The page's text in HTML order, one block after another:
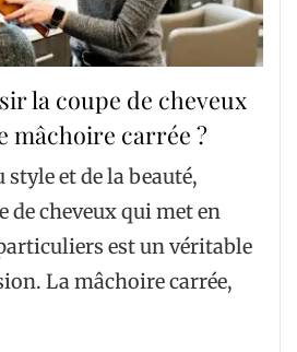
la coupe de cheveux
mâchoire carrée ?
style et de la beauté,
de cheveux qui met en
est un véritable
La mâchoire carrée,